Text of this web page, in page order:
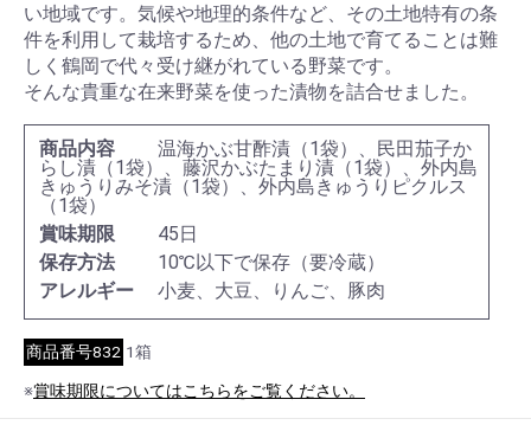
い地域です。気候や地理的条件など、その土地特有の条
件を利用して栽培するため、他の土地で育てることは難
しく鶴岡で代々受け継がれている野菜です。
そんな貴重な在来野菜を使った漬物を詰合せました。
商品内容
温海かぶ甘酢漬（1袋）、民田茄子か
らし漬（1袋）、藤沢かぶたまり漬（1袋）、外内島
きゅうりみそ漬（1袋）、外内島きゅうりピクルス
（1袋）
賞味期限
45日
保存方法
10℃以下で保存（要冷蔵）
アレルギー
小麦、大豆、りんご、豚肉
商品番号832 1箱
※賞味期限についてはこちらをご覧ください。